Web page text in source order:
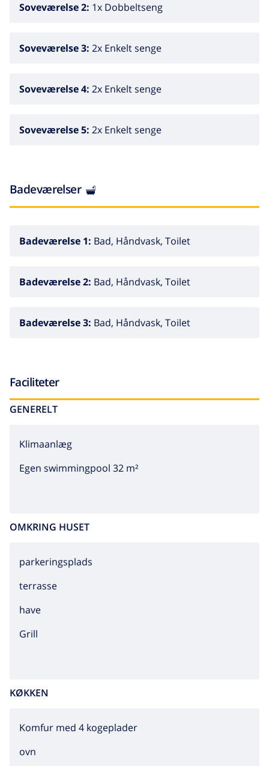
Soveværelse 2: 1x Dobbeltseng
Soveværelse 3: 2x Enkelt senge
Soveværelse 4: 2x Enkelt senge
Soveværelse 5: 2x Enkelt senge
Badeværelser
Badeværelse 1: Bad, Håndvask, Toilet
Badeværelse 2: Bad, Håndvask, Toilet
Badeværelse 3: Bad, Håndvask, Toilet
Faciliteter
GENERELT
Klimaanlæg
Egen swimmingpool 32 m²
OMKRING HUSET
parkeringsplads
terrasse
have
grill
KØKKEN
Komfur med 4 kogeplader
ovn